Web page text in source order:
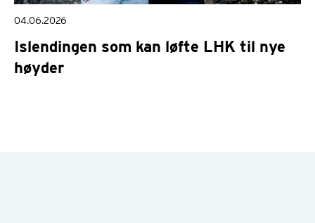
04.06.2026
Islendingen som kan løfte LHK til nye
høyder